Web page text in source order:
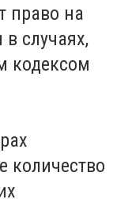
право на
случаях,
кодексом
количество